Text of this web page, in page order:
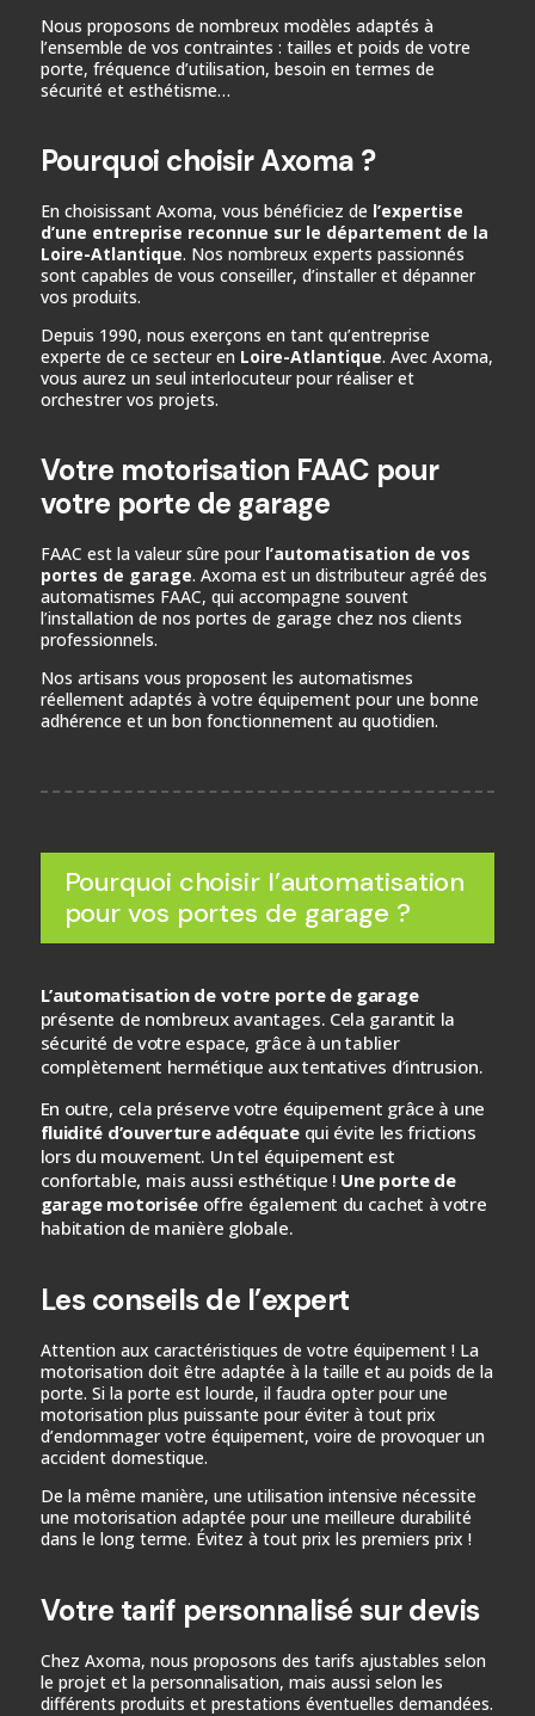
Nous proposons de nombreux modèles adaptés à
l’ensemble de vos contraintes : tailles et poids de votre
porte, fréquence d’utilisation, besoin en termes de
sécurité et esthétisme…
Pourquoi choisir Axoma ?
En choisissant Axoma, vous bénéficiez de l’expertise
d’une entreprise reconnue sur le département de la
Loire-Atlantique. Nos nombreux experts passionnés
sont capables de vous conseiller, d’installer et dépanner
vos produits.
Depuis 1990, nous exerçons en tant qu’entreprise
experte de ce secteur en Loire-Atlantique. Avec Axoma,
vous aurez un seul interlocuteur pour réaliser et
orchestrer vos projets.
Votre motorisation FAAC pour
votre porte de garage
FAAC est la valeur sûre pour l’automatisation de vos
portes de garage. Axoma est un distributeur agréé des
automatismes FAAC, qui accompagne souvent
l’installation de nos portes de garage chez nos clients
professionnels.
Nos artisans vous proposent les automatismes
réellement adaptés à votre équipement pour une bonne
adhérence et un bon fonctionnement au quotidien.
Pourquoi choisir l’automatisation
pour vos portes de garage ?
L’automatisation de votre porte de garage
présente de nombreux avantages. Cela garantit la
sécurité de votre espace, grâce à un tablier
complètement hermétique aux tentatives d’intrusion.
En outre, cela préserve votre équipement grâce à une
fluidité d’ouverture adéquatequi évite les frictions
lors du mouvement. Un tel équipement est
confortable, mais aussi esthétique ! Une porte de
garage motorisée offre également du cachet à votre
habitation de manière globale.
Les conseils de l’expert
Attention aux caractéristiques de votre équipement ! La
motorisation doit être adaptée à la taille et au poids de la
porte. Si la porte est lourde, il faudra opter pour une
motorisation plus puissante pour éviter à tout prix
d’endommager votre équipement, voire de provoquer un
accident domestique.
De la même manière, une utilisation intensive nécessite
une motorisation adaptée pour une meilleure durabilité
dans le long terme. Évitez à tout prix les premiers prix !
Votre tarif personnalisé sur devis
Chez Axoma, nous proposons des tarifs ajustables selon
le projet et la personnalisation, mais aussi selon les
différents produits et prestations éventuelles demandées.